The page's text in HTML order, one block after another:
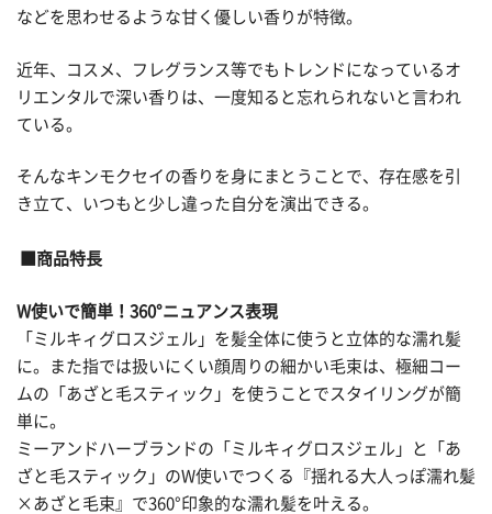
などを思わせるような甘く優しい香りが特徴。
近年、コスメ、フレグランス等でもトレンドになっているオ
リエンタルで深い香りは、一度知ると忘れられないと言われ
ている。
そんなキンモクセイの香りを身にまとうことで、存在感を引
き立て、いつもと少し違った自分を演出できる。
■商品特長
W使いで簡単！360°ニュアンス表現
「ミルキィグロスジェル」を髪全体に使うと立体的な濡れ髪
に。また指では扱いにくい顔周りの細かい毛束は、極細コー
ムの「あざと毛スティック」を使うことでスタイリングが簡
単に。
ミーアンドハーブランドの「ミルキィグロスジェル」と「あ
ざと毛スティック」のW使いでつくる『揺れる大人っぽ濡れ髪
×あざと毛束』で360°印象的な濡れ髪を叶える。